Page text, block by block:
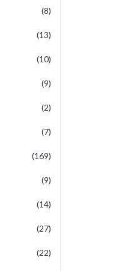
(8)
(13)
(10)
(9)
(2)
(7)
(169)
(9)
(14)
(27)
(22)